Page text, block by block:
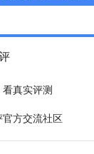
真实评测
方交流社区